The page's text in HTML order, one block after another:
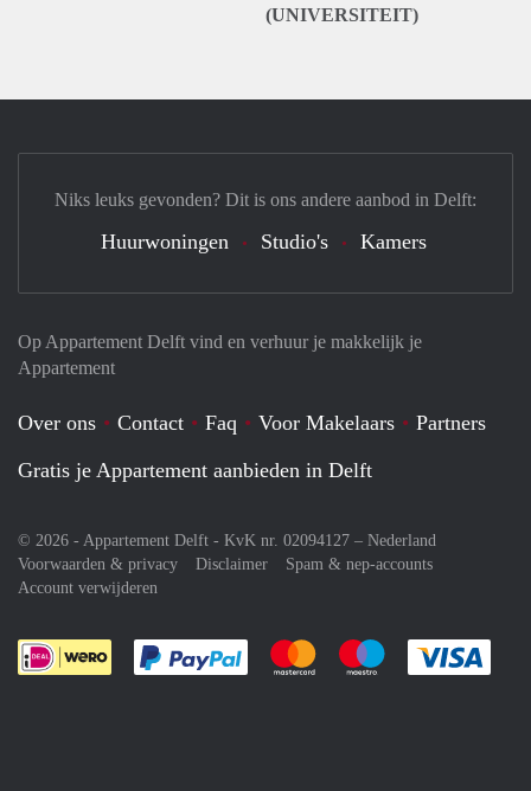
(UNIVERSITEIT)
Op Appartement Delft vind en verhuur je makkelijk je
Appartement
Over ons Contact Faq Voor Makelaars
Partners
Gratis je Appartement aanbieden in Delft
© 2026 - Appartement Delft - KvK nr. 02094127 – Nederland
Voorwaarden & privacy
Disclaimer
Spam & nep-accounts
Account verwijderen
Je rekent gemakkelijk af met Paypal
Je rekent gemakkelijk af met
Je rekent
Niks leuks gevonden? Dit is ons andere aanbod in Delft:
Huurwoningen Studio's Kamers